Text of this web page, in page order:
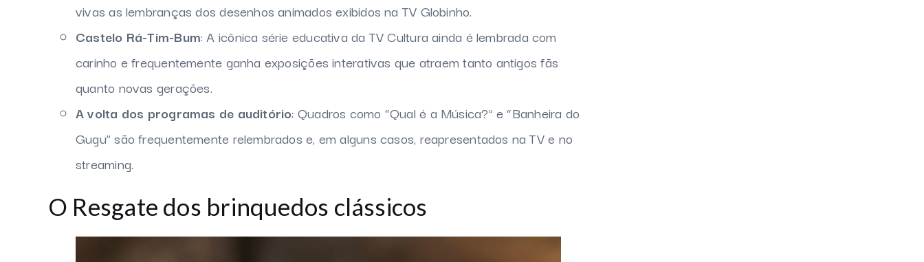
vivas as lembranças dos desenhos animados exibidos na TV Globinho.
Castelo Rá-Tim-Bum: A icônica série educativa da TV Cultura ainda é lembrada com
carinho e frequentemente ganha exposições interativas que atraem tanto antigos fãs
quanto novas gerações.
A volta dos programas de auditório: Quadros como “Qual é a Música?” e “Banheira do
Gugu” são frequentemente relembrados e, em alguns casos, reapresentados na TV e no
streaming.
O Resgate dos brinquedos clássicos